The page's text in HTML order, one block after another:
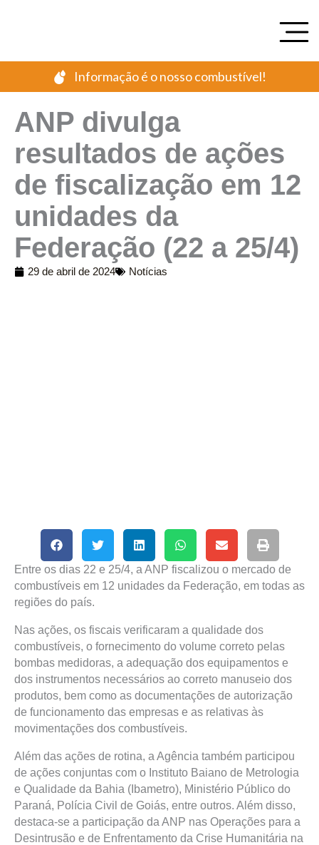
Informação é o nosso combustível!
ANP divulga
resultados de ações
de fiscalização em 12
unidades da
Federação (22 a 25/4)
29 de abril de 2024 Notícias
Entre os dias 22 e 25/4, a ANP fiscalizou o mercado de
combustíveis em 12 unidades da Federação, em todas as
regiões do país.
Nas ações, os fiscais verificaram a qualidade dos
combustíveis, o fornecimento do volume correto pelas
bombas medidoras, a adequação dos equipamentos e
dos instrumentos necessários ao correto manuseio dos
produtos, bem como as documentações de autorização
de funcionamento das empresas e as relativas às
movimentações dos combustíveis.
Além das ações de rotina, a Agência também participou
de ações conjuntas com o Instituto Baiano de Metrologia
e Qualidade da Bahia (Ibametro), Ministério Público do
Paraná, Polícia Civil de Goiás, entre outros. Além disso,
destaca-se a participação da ANP nas Operações para a
Desintrusão e de Enfrentamento da Crise Humanitária na